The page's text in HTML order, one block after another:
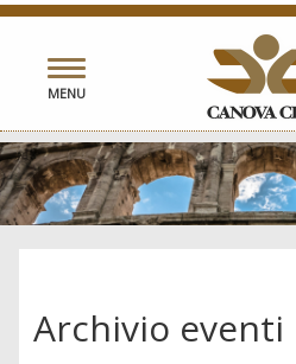
Toggle
navigation
MENU
Archivio eventi